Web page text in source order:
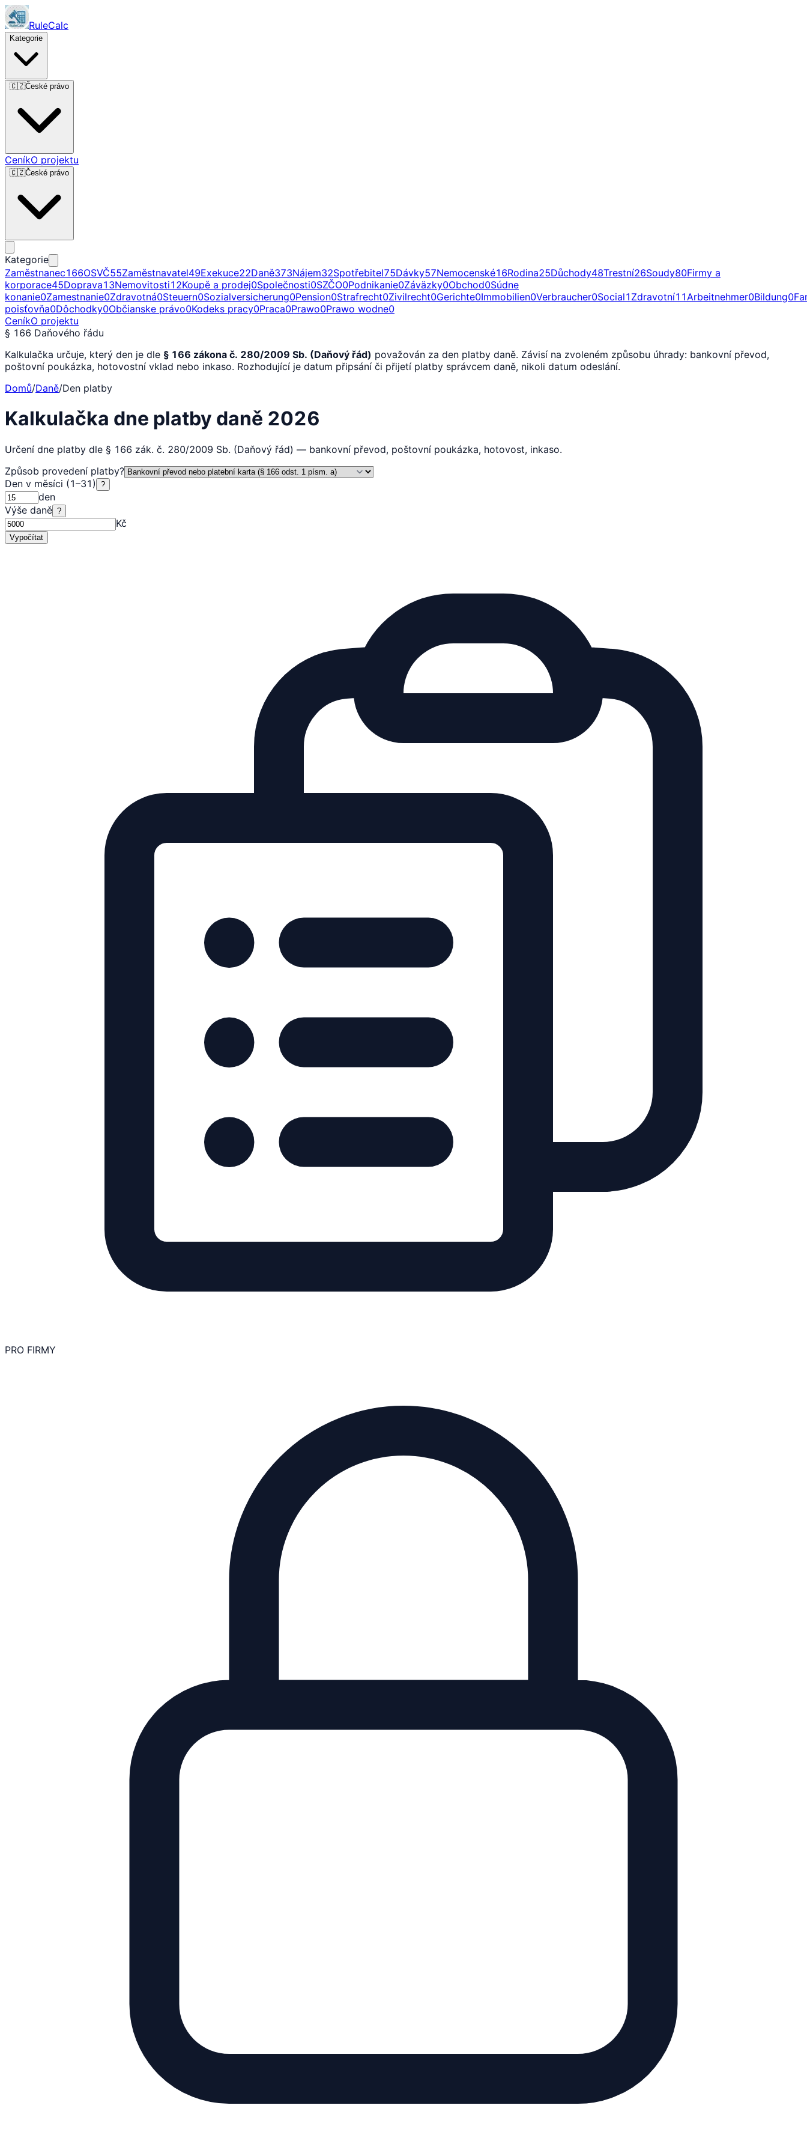
RuleCalc
Kategorie
🇨🇿České právo
CeníkO projektu
🇨🇿České právo
Kategorie
Zaměstnanec166OSVČ55Zaměstnavatel49Exekuce22Daně373Nájem32Spotřebitel75Dávky57Nemocenské16Rodina25Důchody48Trestní26Soudy80Firmy a
korporace45Doprava13Nemovitosti12Koupě a prodej0Společnosti0SZČO0Podnikanie0Záväzky0Obchod0Súdne
konanie0Zamestnanie0Zdravotná0Steuern0Sozialversicherung0Pension0Strafrecht0Zivilrecht0Gerichte0Immobilien0Verbraucher0Social1 Zdravotní11Arbeitnehmer0Bildung0
poisťovňa0Dôchodky0Občianske právo0Kodeks pracy0Praca0Prawo0Prawo wodne0
CeníkO projektu
§ 166 Daňového řádu
Kalkulačka určuje, který den je dle § 166 zákona č. 280/2009 Sb. (Daňový řád) považován za den platby daně. Závisí na zvoleném způsobu úhrady: bankovní převod,
poštovní poukázka, hotovostní vklad nebo inkaso. Rozhodující je datum připsání či přijetí platby správcem daně, nikoli datum odeslání.
Domů/Daně/Den platby
Kalkulačka dne platby daně 2026
Určení dne platby dle § 166 zák. č. 280/2009 Sb. (Daňový řád) — bankovní převod, poštovní poukázka, hotovost, inkaso.
Způsob provedení platby?
Den v měsíci (1–31)
?
den
Výše daně ?
Kč
Vypočítat
PRO FIRMY